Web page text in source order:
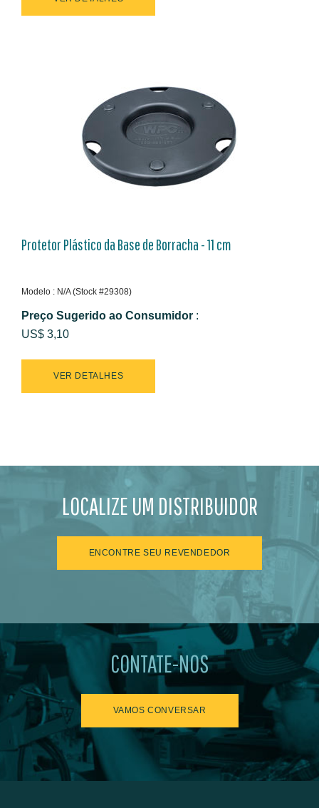
Protetor Plástico da Base de Borracha - 11 cm
Modelo : N/A (Stock #29308)
Preço Sugerido ao Consumidor :
US$ 3,10
VER DETALHES
LOCALIZE UM DISTRIBUIDOR
ENCONTRE SEU REVENDEDOR
CONTATE-NOS
VAMOS CONVERSAR